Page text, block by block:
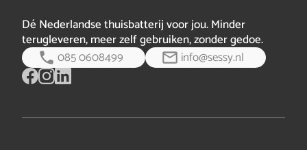
Dé Nederlandse thuisbatterij voor jou. Minder
terugleveren, meer zelf gebruiken, zonder gedoe.
085 0608499
info@sessy.nl